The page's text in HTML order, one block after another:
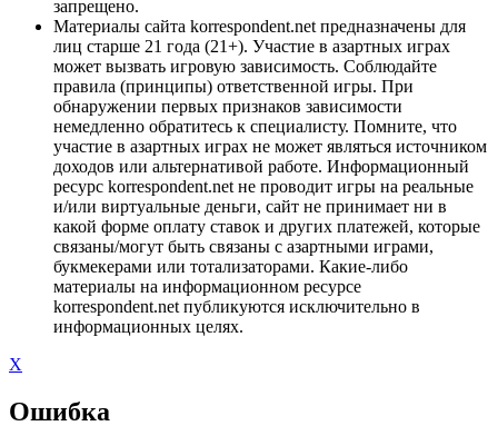
запрещено.
Материалы сайта korrespondent.net предназначены для
лиц старше 21 года (21+). Участие в азартных играх
может вызвать игровую зависимость. Соблюдайте
правила (принципы) ответственной игры. При
обнаружении первых признаков зависимости
немедленно обратитесь к специалисту. Помните, что
участие в азартных играх не может являться источником
доходов или альтернативой работе. Информационный
ресурс korrespondent.net не проводит игры на реальные
и/или виртуальные деньги, сайт не принимает ни в
какой форме оплату ставок и других платежей, которые
связаны/могут быть связаны с азартными играми,
букмекерами или тотализаторами. Какие-либо
материалы на информационном ресурсе
korrespondent.net публикуются исключительно в
информационных целях.
X
Ошибка